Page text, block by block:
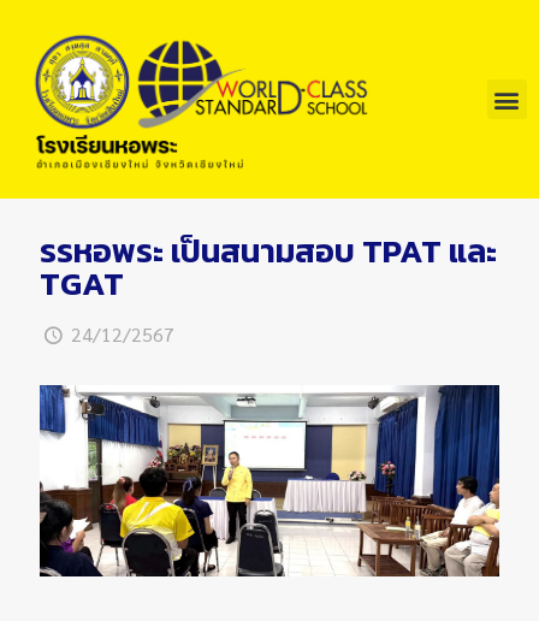
รรหอพระ เป็นสนามสอบ TPAT และ
TGAT
24/12/2567